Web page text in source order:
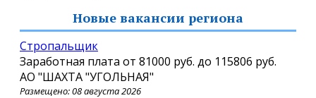
Новые вакансии региона
Стропальщик
Заработная плата от 81000 руб. до 115806 руб.
АО "ШАХТА "УГОЛЬНАЯ"
Размещено: 08 августа 2026